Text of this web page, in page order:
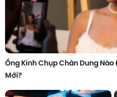
Ống Kính Chụp Chân Dung
Mới?